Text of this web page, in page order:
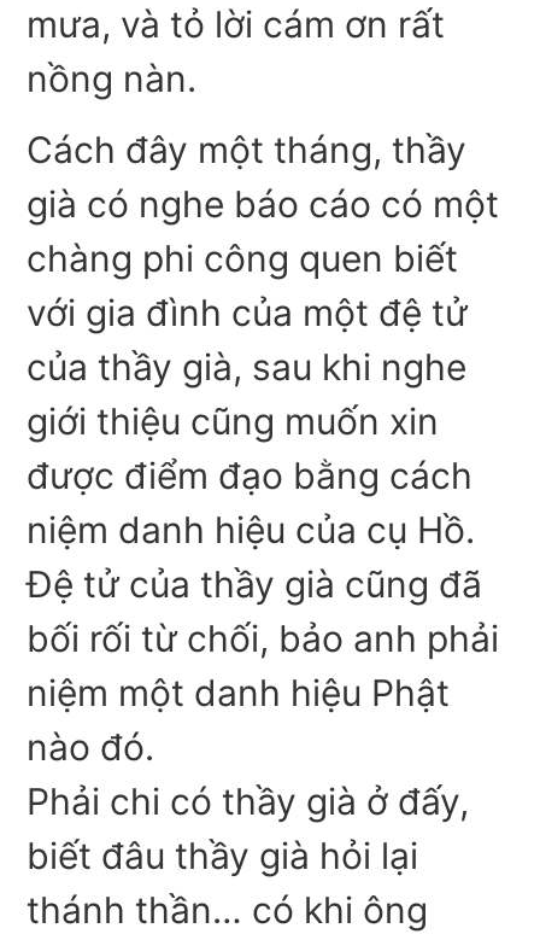
mưa, và tỏ lời cám ơn rất
nồng nàn.
Cách đây một tháng, thầy
già có nghe báo cáo có một
chàng phi công quen biết
với gia đình của một đệ tử
của thầy già, sau khi nghe
giới thiệu cũng muốn xin
được điểm đạo bằng cách
niệm danh hiệu của cụ Hồ.
Đệ tử của thầy già cũng đã
bối rối từ chối, bảo anh phải
niệm một danh hiệu Phật
nào đó.
Phải chi có thầy già ở đấy,
biết đâu thầy già hỏi lại
thánh thần… có khi ông